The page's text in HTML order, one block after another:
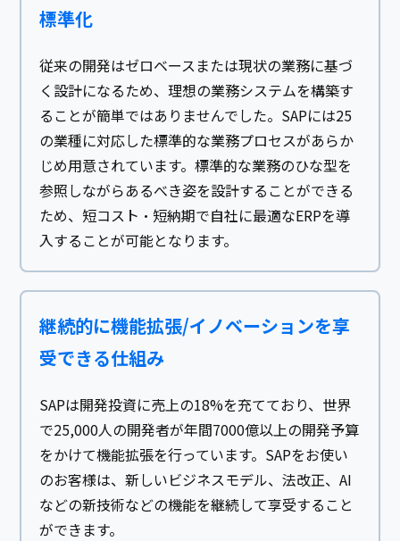
標準化
従来の開発はゼロベースまたは現状の業務に基づ
く設計になるため、理想の業務システムを構築す
ることが簡単ではありませんでした。SAPには25
の業種に対応した標準的な業務プロセスがあらか
じめ用意されています。標準的な業務のひな型を
参照しながらあるべき姿を設計することができる
ため、短コスト・短納期で自社に最適なERPを導
入することが可能となります。
継続的に機能拡張/イノベーションを享
受できる仕組み
SAPは開発投資に売上の18%を充てており、世界
で25,000人の開発者が年間7000億以上の開発予算
をかけて機能拡張を行っています。SAPをお使い
のお客様は、新しいビジネスモデル、法改正、AI
などの新技術などの機能を継続して享受すること
ができます。